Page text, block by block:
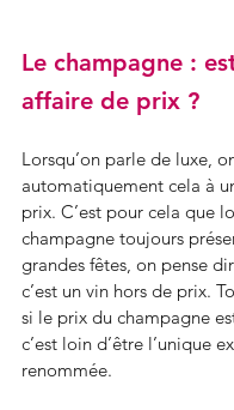
Le champagne :
affaire de prix ?
Lorsqu’on parle de luxe,
automatiquement cela à
prix. C’est pour cela que
champagne toujours
grandes fêtes, on pense
c’est un vin hors de prix.
si le prix du champagne
c’est loin d’être l’unique
renommée.